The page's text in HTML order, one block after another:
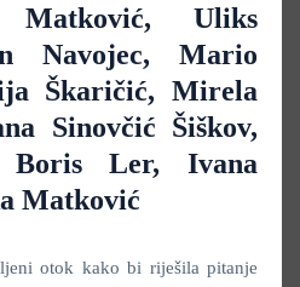
Uliks
Navojec, Mario
Škaričić, Mirela
Sinovčić Šiškov,
Ler, Ivana
Matković
otok kako bi riješila pitanje